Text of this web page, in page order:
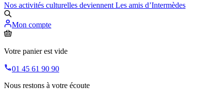
Nos activités culturelles deviennent Les amis d’Intermèdes
Mon compte
Votre panier est vide
01 45 61 90 90
Nous restons à votre écoute